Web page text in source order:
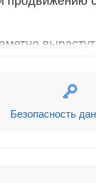
вырастут
вами
Безопасность